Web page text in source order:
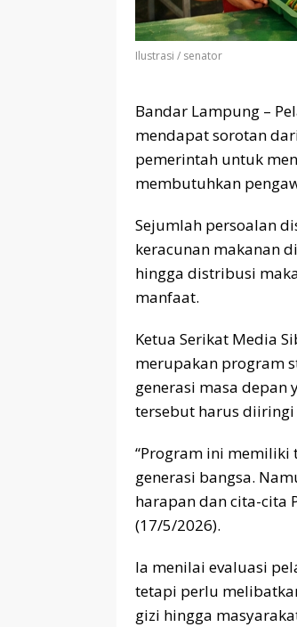
Ilustrasi / senator
Bandar Lampung –
mendapat sorotan
pemerintah untuk
membutuhkan
Sejumlah persoalan
keracunan makanan
hingga distribusi
manfaat.
Ketua Serikat Media
merupakan program
generasi masa
tersebut harus diiringi
“Program ini
generasi bangsa.
harapan dan cita-cita
(17/5/2026).
Ia menilai evaluasi
tetapi perlu
gizi hingga